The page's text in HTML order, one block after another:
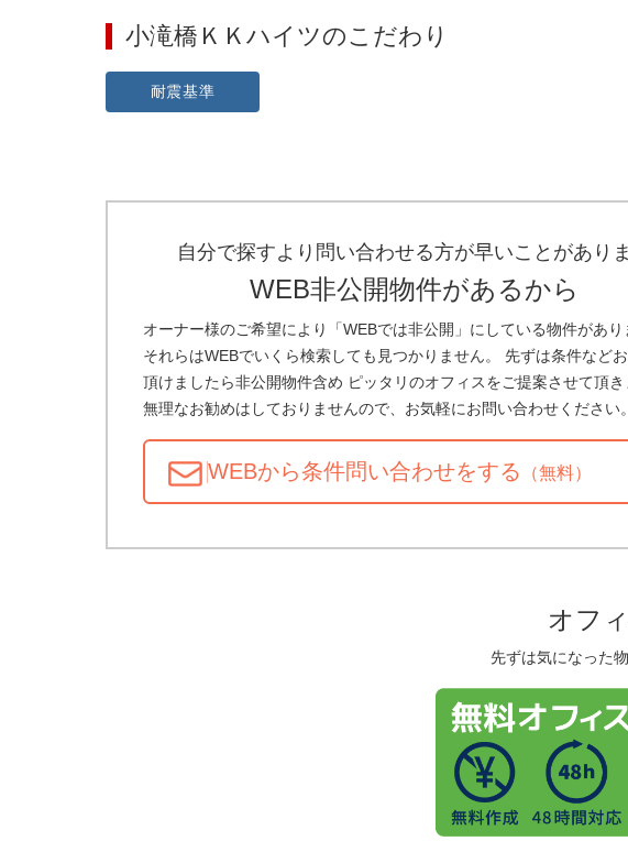
小滝橋ＫＫハイツのこだわり
耐震基準
自分で探すより問い合わせる方が早いことがあり
WEB非公開物件があるから
オーナー様のご希望により「WEBでは非公開」にしている物件があり
それらはWEBでいくら検索しても見つかりません。 先ずは条件など
頂けましたら非公開物件含め ピッタリのオフィスをご提案させて頂き
無理なお勧めはしておりませんので、お気軽にお問い合わせください。
WEBから条件問い合わせをする （無料）
オフ
先ずは気になった